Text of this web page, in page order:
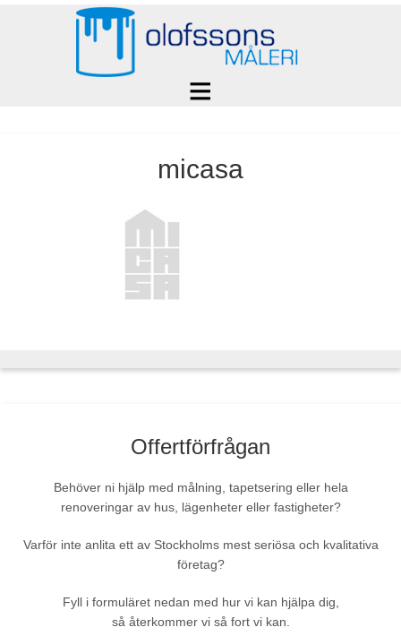
micasa
Offertförfrågan
Behöver ni hjälp med målning, tapetsering eller hela
renoveringar av hus, lägenheter eller fastigheter?
Varför inte anlita ett av Stockholms mest seriösa och kvalitativa
företag?
Fyll i formuläret nedan med hur vi kan hjälpa dig,
så återkommer vi så fort vi kan.